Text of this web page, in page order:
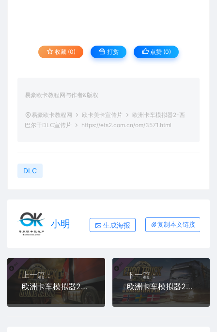
收藏 (0) 打赏 点赞 (0)
易豪欧卡教程网与作者&版权
易豪欧卡教程网 欧卡美卡宣传片
欧洲卡车模拟器2-西
巴尔干DLC宣传片
https://ets2.com.cn/om/3571.html
DLC
小明 生成海报 复制本文链接
上一篇：
欧洲卡车模拟器2-东欧DLC宣传片
下一篇：
欧洲卡车模拟器2-斯堪的纳维亚DLC宣传片